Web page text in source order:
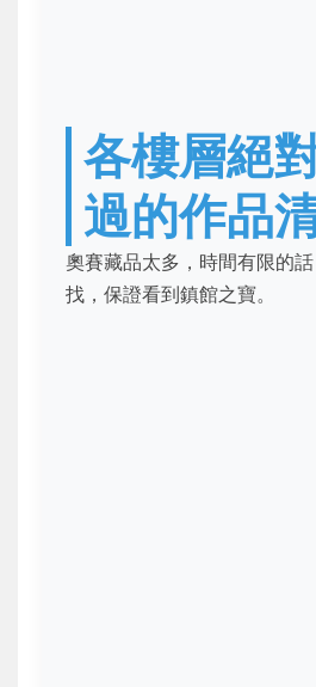
各樓層絕
過的作品
奧賽藏品太多，時間有限的
找，保證看到鎮館之寶。